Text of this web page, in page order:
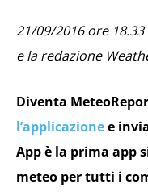
21/09/2016 ore
e la redazione
Diventa
l’applicazionee
App è la prima app
meteo per tutti i